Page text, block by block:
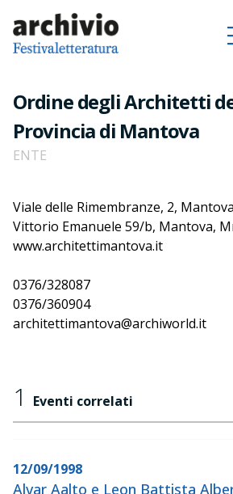
Ordine degli Architetti
Provincia di Mantova
ENTE
Viale delle Rimembranze, 2,
Vittorio Emanuele 59/b, Mantova,
www.architettimantova.it
0376/328087
0376/360904
architettimantova@archiworld.it
1 Eventi correlati
12/09/1998
Alvar Aalto e Leon Battista